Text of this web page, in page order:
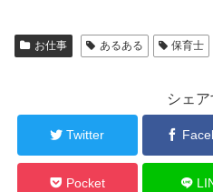
る!?
お仕事 あるある 保育士
シェア
Twitter
Pocket